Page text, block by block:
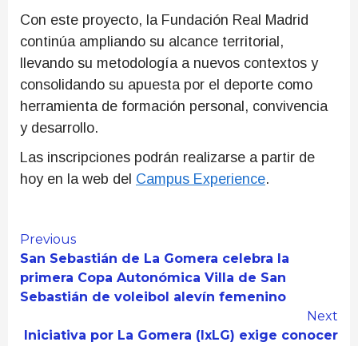
Con este proyecto, la Fundación Real Madrid
continúa ampliando su alcance territorial,
llevando su metodología a nuevos contextos y
consolidando su apuesta por el deporte como
herramienta de formación personal, convivencia
y desarrollo.
Las inscripciones podrán realizarse a partir de
hoy en la web del Campus Experience.
Continue
Reading
Previous
San Sebastián de La Gomera celebra la
primera Copa Autonómica Villa de San
Sebastián de voleibol alevín femenino
Next
Iniciativa por La Gomera (IxLG) exige conocer